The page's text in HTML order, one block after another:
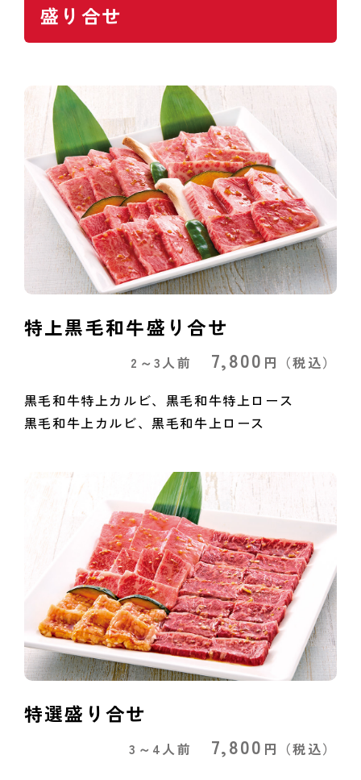
盛り合せ
特上黒毛和牛盛り合せ
2～3人前 7,800 円 （税込）
黒毛和牛特上カルビ、黒毛和牛特上ロース
黒毛和牛上カルビ、黒毛和牛上ロース
特選盛り合せ
3～4人前 7,800 円 （税込）